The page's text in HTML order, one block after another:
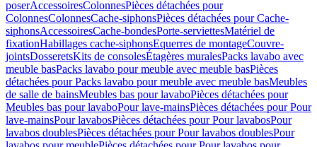
poserAccessoiresColonnesPièces détachées pour
ColonnesColonnesCache-siphonsPièces détachées pour Cache-
siphonsAccessoiresCache-bondesPorte-serviettesMatériel de
fixationHabillages cache-siphonsEquerres de montageCouvre-
jointsDosseretsKits de consolesÉtagères muralesPacks lavabo avec
meuble basPacks lavabo pour meuble avec meuble basPièces
détachées pour Packs lavabo pour meuble avec meuble basMeubles
de salle de bainsMeubles bas pour lavaboPièces détachées pour
Meubles bas pour lavaboPour lave-mainsPièces détachées pour Pour
lave-mainsPour lavabosPièces détachées pour Pour lavabosPour
lavabos doublesPièces détachées pour Pour lavabos doublesPour